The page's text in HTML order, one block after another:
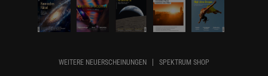
WEITERE NEUERSCHEINUNGEN SPEKTRUM SHOP